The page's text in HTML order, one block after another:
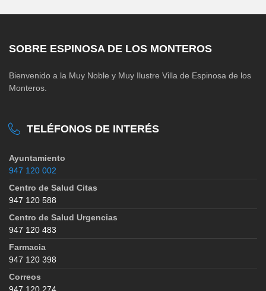
SOBRE ESPINOSA DE LOS MONTEROS
Bienvenido a la Muy Noble y Muy Ilustre Villa de Espinosa de los
Monteros.
TELÉFONOS DE INTERÉS
Ayuntamiento
947 120 002
Centro de Salud Citas
947 120 588
Centro de Salud Urgencias
947 120 483
Farmacia
947 120 398
Correos
947 120 274